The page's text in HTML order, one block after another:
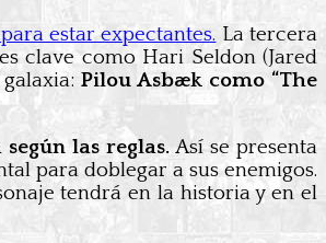
estar expectantes. La tercera
clave como Hari Seldon (Jared
Pilou Asbæk como “The
las reglas.Así se presenta
para doblegar a sus enemigos.
tendrá en la historia y en el